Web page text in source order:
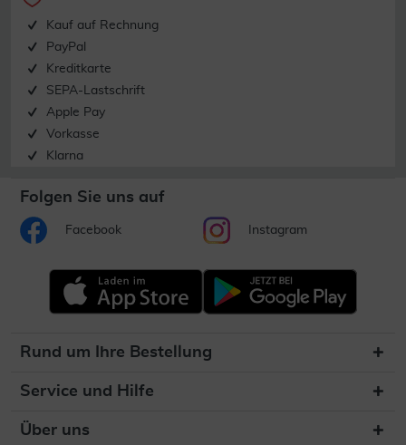
Kauf auf Rechnung
PayPal
Kreditkarte
SEPA-Lastschrift
Apple Pay
Vorkasse
Klarna
Folgen Sie uns auf
Facebook Instagram
Rund um Ihre Bestellung
Service und Hilfe
Über uns